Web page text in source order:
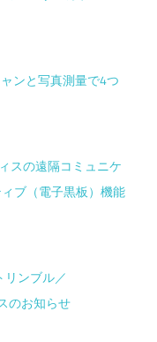
ンと写真測量で4つ
スの遠隔コミュニケ
ブ（電子黒板）機能
リンブル／
のお知らせ